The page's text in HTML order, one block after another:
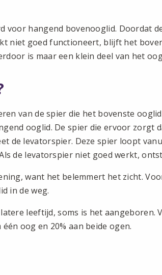
voor hangend bovenooglid. Doordat
niet goed functioneert, blijft het
is maar een klein deel van het
van de spier die het bovenste
ooglid. De spier die ervoor zorgt
de levatorspier. Deze spier loopt
de levatorspier niet goed werkt,
want het belemmert het zicht.
in de weg.
leeftijd, soms is het aangeboren.
oog en 20% aan beide ogen.